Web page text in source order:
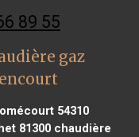
89 55
gaz
54310
81300 chaudière